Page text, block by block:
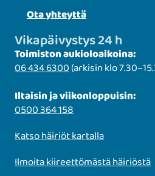
Ota yhteyttä
Vikapäivystys 24 h
Toimiston aukioloaikoina:
06 434 6300(arkisin klo
Iltaisin ja viikonloppuisin:
0500 364 158
Katso häiriöt kartalla
Ilmoita kiireettömästä häiriöstä